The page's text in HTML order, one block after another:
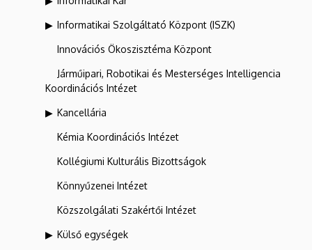
Informatikai Szolgáltató Központ (ISZK)
Innovációs Ökoszisztéma Központ
Járműipari, Robotikai és Mesterséges Intelligencia
Koordinációs Intézet
Kancellária
Kémia Koordinációs Intézet
Kollégiumi Kulturális Bizottságok
Könnyűzenei Intézet
Közszolgálati Szakértői Intézet
Külső egységek